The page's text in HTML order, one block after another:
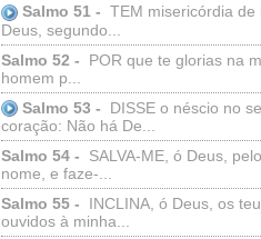
Salmo 51 - TEM misericórdia de
Deus, segundo...
Salmo 52 -
POR que te glorias na
homem p...
Salmo 53 -
DISSE o néscio no
coração: Não há De...
Salmo 54 -
SALVA-ME, ó Deus,
nome, e faze-...
Salmo 55 -
INCLINA, ó Deus, os
ouvidos à minha...